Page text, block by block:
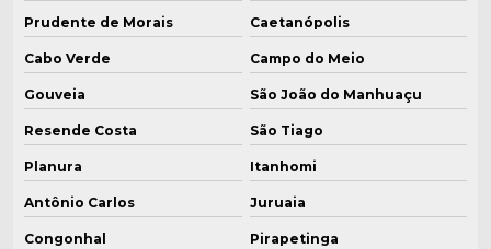
Prudente de Morais Caetanópolis
Cabo Verde Campo do Meio
Gouveia São João do Manhuaçu
Resende Costa São Tiago
Planura Itanhomi
Antônio Carlos Juruaia
Congonhal Pirapetinga